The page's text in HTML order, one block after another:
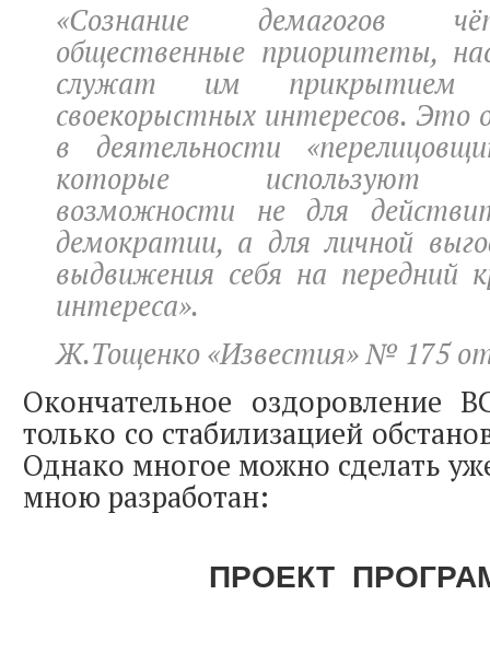
«Сознание демагогов
общественные приоритеты,
служат им прикрытием
своекорыстных интересов. Это
в деятельности
которые используют
возможности не для
демократии, а для личной
выдвижения себя на передний
интереса».
Ж.Тощенко «Известия» № 175
Окончательное оздоровление
только со стабилизацией
Однако многое можно сделать
мною разработан:
ПРОЕКТ